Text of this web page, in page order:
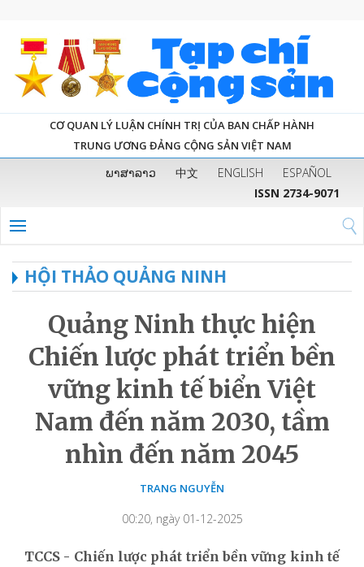
CƠ QUAN LÝ LUẬN CHÍNH TRỊ CỦA BAN CHẤP HÀNH
TRUNG ƯƠNG ĐẢNG CỘNG SẢN VIỆT NAM
ພາສາລາວ 中文 ENGLISH
ESPAÑOL
ISSN 2734-9071
HỘI THẢO QUẢNG NINH
Quảng Ninh thực hiện
Chiến lược phát triển bền
vững kinh tế biển Việt
Nam đến năm 2030, tầm
nhìn đến năm 2045
TRANG NGUYỄN
00:20, ngày 01-12-2025
TCCS - Chiến lược phát triển bền vững kinh tế